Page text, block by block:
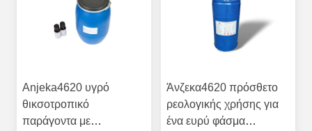
Anjeka4620 υγρό
θικσοτροπικό
παράγοντα με
Άνζεκα4620 πρόσθετο
ρεολογικής χρήσης για
ένα ευρύ φάσμα